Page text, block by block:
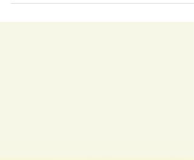
зупинити війну; поважати право націй; і (...)